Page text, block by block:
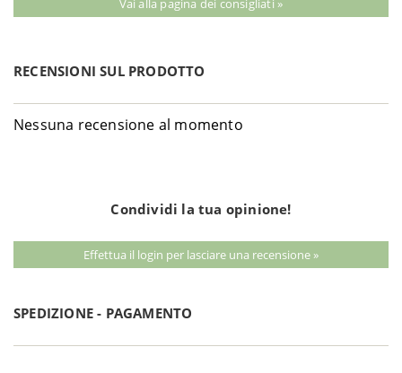
Vai alla pagina dei consigliati »
RECENSIONI SUL PRODOTTO
Nessuna recensione al momento
Condividi la tua opinione!
Effettua il login per lasciare una recensione »
SPEDIZIONE - PAGAMENTO